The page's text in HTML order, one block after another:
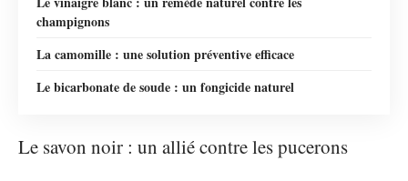
champignons
La camomille : une solution préventive efficace
Le bicarbonate de soude : un fongicide naturel
Le savon noir : un allié contre les pucerons